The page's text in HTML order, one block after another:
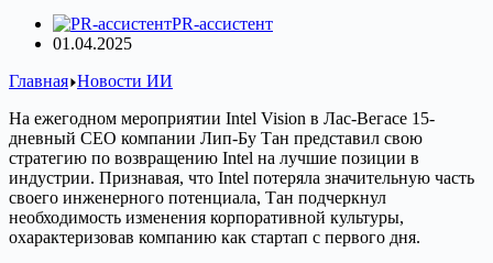
PR-ассистент
01.04.2025
Главная Новости ИИ
На ежегодном мероприятии Intel Vision в Лас-Вегасе 15-
дневный CEO компании Лип-Бу Тан представил свою
стратегию по возвращению Intel на лучшие позиции в
индустрии. Признавая, что Intel потеряла значительную часть
своего инженерного потенциала, Тан подчеркнул
необходимость изменения корпоративной культуры,
охарактеризовав компанию как стартап с первого дня.